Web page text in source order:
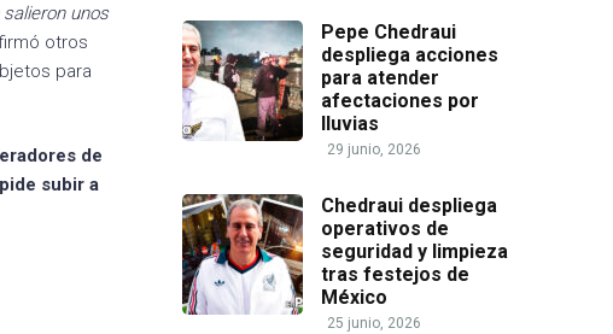
unos
otros
para
de
subir a
Pepe Chedraui
despliega acciones
para atender
afectaciones por
lluvias
29 junio, 2026
Chedraui despliega
operativos de
seguridad y limpieza
tras festejos de
México
25 junio, 2026